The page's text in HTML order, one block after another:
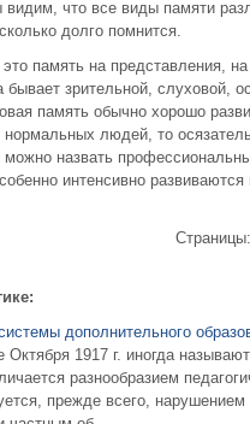
что все виды памяти
долго помнится.
память на представления,
зрительной, слуховой,
память обычно хорошо
нормальных людей, то
можно назвать
интенсивно
Страницы:
дополнительного
Октября 1917 г. иногда
разнообразием
прежде всего,